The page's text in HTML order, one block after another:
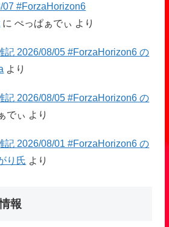
07 #ForzaHorizon6
にぺっぱぁでぃ より
記 2026/08/05 #ForzaHorizon6 の
より
記 2026/08/05 #ForzaHorizon6 の
でぃ より
記 2026/08/01 #ForzaHorizon6 の
り氏 より
報